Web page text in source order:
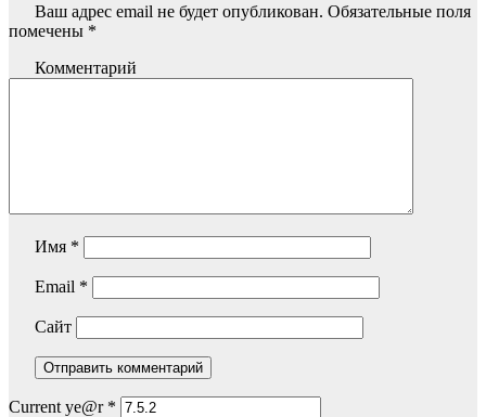
Ваш адрес email не будет опубликован. Обязательные поля
помечены *
Комментарий
Имя *
Email *
Сайт
Current ye@r *